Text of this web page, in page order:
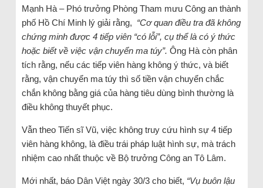
Mạnh Hà – Phó trưởng Phòng Tham mưu Công an thành
phố Hồ Chí Minh lý giải rằng, “Cơ quan điều tra đã không
chứng minh được 4 tiếp viên “có lỗi”, cụ thể là có ý thức
hoặc biết về việc vận chuyển ma túy”. Ông Hà còn phân
tích rằng, nếu các tiếp viên hàng không ý thức, và biết
rằng, vận chuyển ma túy thì số tiền vận chuyển chắc
chắn không bằng giá của hàng tiêu dùng bình thường là
điều không thuyết phục.
Vẫn theo Tiến sĩ Vũ, việc không truy cứu hình sự 4 tiếp
viên hàng không, là điều trái pháp luật hình sự, mà trách
nhiệm cao nhất thuộc về Bộ trưởng Công an Tô Lâm.
Mới nhất, báo Dân Việt ngày 30/3 cho biết, “Vụ buôn lậu